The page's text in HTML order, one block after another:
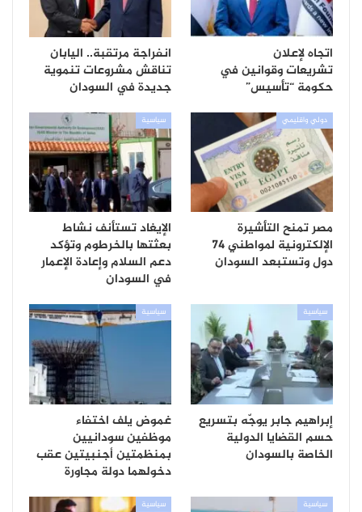
اتجاه لإعلان
تشريعات وقوانين في
حكومة “تأسيس”
انفراجة مرتقبة.. اليابان
تناقش مشروعات تنموية
جديدة في السودان
دولي واقليمي
مصر تمنح التأشيرة
الإلكترونية لمواطني 74
دول وتستبعد السودان
سياسية
الإيغاد تستأنف نشاط
بعثتها بالخرطوم وتؤكد
دعم السلام وإعادة الإعمار
في السودان
سياسية
إبراهيم جابر يوجّه بتسريع
حسم القضايا الدولية
الخاصة بالسودان
سياسية
غموض يلف اختفاء
موظفين سودانيين
بمنظمتين أجنبيتين عقب
دخولهما دولة مجاورة
سياسية سياسية